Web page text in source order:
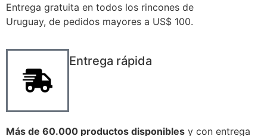
Entrega gratuita en todos los rincones de
Uruguay, de pedidos mayores a US$ 100.
Entrega rápida
Más de 60.000 productos disponibles y con entrega